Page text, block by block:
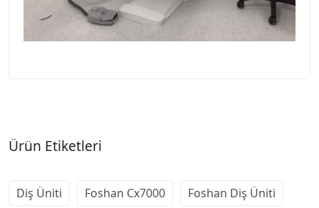
Ürün Etiketleri
Diş Üniti Foshan Cx7000 Foshan Diş Üniti